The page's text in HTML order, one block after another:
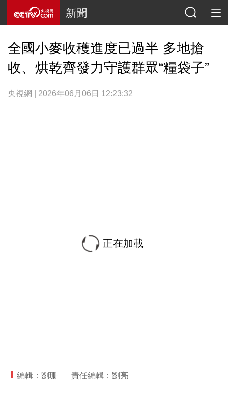
新聞
全國小麥收穫進度已過半 多地搶
收、烘乾齊發力守護群眾“糧袋子”
央視網 | 2026年06月06日 12:23:32
正在加載
編輯：劉珊 責任編輯：劉亮